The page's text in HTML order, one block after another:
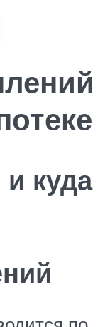
и куда